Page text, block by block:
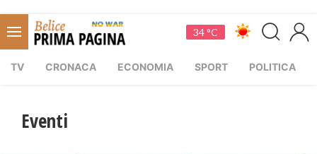
34 °C
TV CRONACA ECONOMIA SPORT POLITICA
Eventi